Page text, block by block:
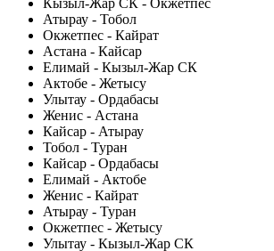
Кызыл-Жар СК - Окжетпес
Атырау - Тобол
Окжетпес - Кайрат
Астана - Кайсар
Елимай - Кызыл-Жар СК
Актобе - Жетысу
Улытау - Ордабасы
Женис - Астана
Кайсар - Атырау
Тобол - Туран
Кайсар - Ордабасы
Елимай - Актобе
Женис - Кайрат
Атырау - Туран
Окжетпес - Жетысу
Улытау - Кызыл-Жар СК